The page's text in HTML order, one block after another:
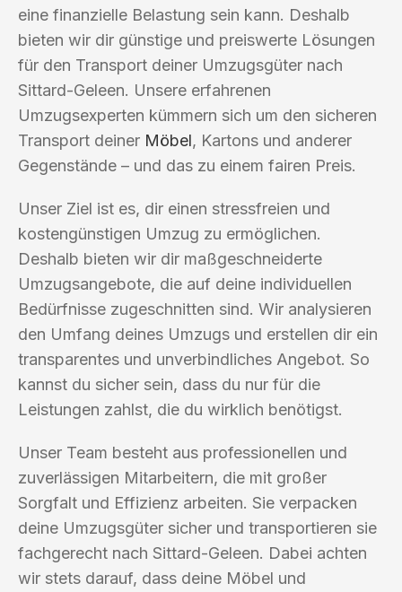
eine finanzielle Belastung sein kann. Deshalb
bieten wir dir günstige und preiswerte Lösungen
für den Transport deiner Umzugsgüter nach
Sittard-Geleen. Unsere erfahrenen
Umzugsexperten kümmern sich um den sicheren
Transport deiner Möbel, Kartons und anderer
Gegenstände – und das zu einem fairen Preis.
Unser Ziel ist es, dir einen stressfreien und
kostengünstigen Umzug zu ermöglichen.
Deshalb bieten wir dir maßgeschneiderte
Umzugsangebote, die auf deine individuellen
Bedürfnisse zugeschnitten sind. Wir analysieren
den Umfang deines Umzugs und erstellen dir ein
transparentes und unverbindliches Angebot. So
kannst du sicher sein, dass du nur für die
Leistungen zahlst, die du wirklich benötigst.
Unser Team besteht aus professionellen und
zuverlässigen Mitarbeitern, die mit großer
Sorgfalt und Effizienz arbeiten. Sie verpacken
deine Umzugsgüter sicher und transportieren sie
fachgerecht nach Sittard-Geleen. Dabei achten
wir stets darauf, dass deine Möbel und